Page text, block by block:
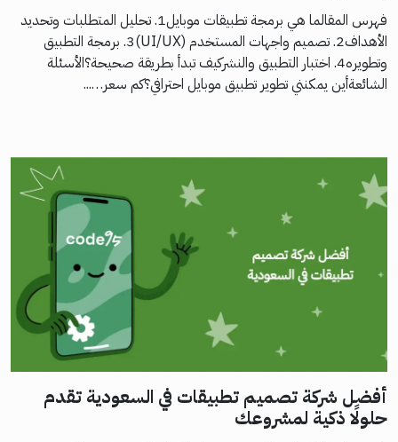
فهرس المقالما هي برمجة تطبيقات موبايل1. تحليل المتطلبات وتحديد
الأهداف2. تصميم واجهات المستخدم (UI/UX)3. برمجة التطبيق
وتطويره4. اختبار التطبيق والنشركيف تبدأ بطريقة صحيحة؟الأسئلة
الشائعةأين يمكنني تطوير تطبيق موبايل احترافي؟كم سعر…...
أفضل شركة تصميم تطبيقات في السعودية تقدم
حلولًا ذكية لمشروعك